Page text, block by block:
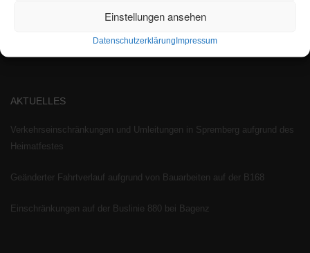
Einstellungen ansehen
DatenschutzerklärungImpressum
wesentlichen Beitrag zur Schonung der Umwelt und erhöhen die
AKTUELLES
Verkehrseinschränkungen und Umleitungen in Spremberg aufgrund des
Heimatfestes
Geänderter Fahrtverlauf aufgrund von Bauarbeiten auf der B168
Einschränkungen auf der Buslinie 880 bei Bagenz